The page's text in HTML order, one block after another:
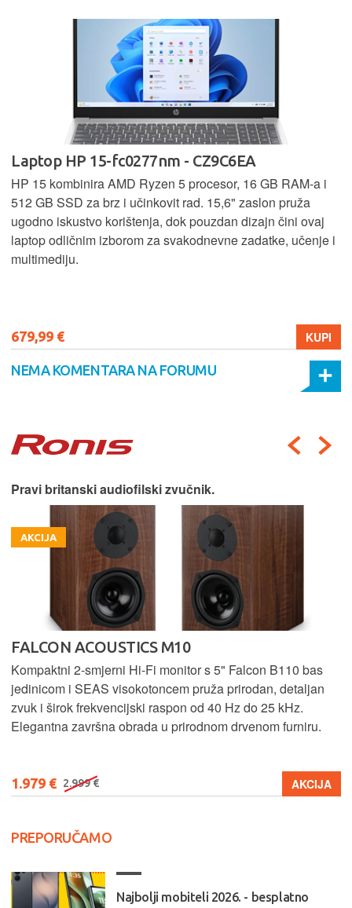
Laptop HP 15-fc0277nm - CZ9C6EA
HP 15 kombinira AMD Ryzen 5 procesor, 16 GB RAM-a i
512 GB SSD za brz i učinkovit rad. 15,6" zaslon pruža
ugodno iskustvo korištenja, dok pouzdan dizajn čini ovaj
laptop odličnim izborom za svakodnevne zadatke, učenje i
multimediju.
679,99 € KUPI
NEMA KOMENTARA NA FORUMU
Pravi britanski audiofilski zvučnik.
AKCIJA
FALCON ACOUSTICS M10
Kompaktni 2-smjerni Hi-Fi monitor s 5" Falcon B110 bas
jedinicom i SEAS visokotoncem pruža prirodan, detaljan
zvuk i širok frekvencijski raspon od 40 Hz do 25 kHz.
Elegantna završna obrada u prirodnom drvenom furniru.
1.979 € 2.999 € AKCIJA
PREPORUČAMO
Najbolji mobiteli 2026. - besplatno